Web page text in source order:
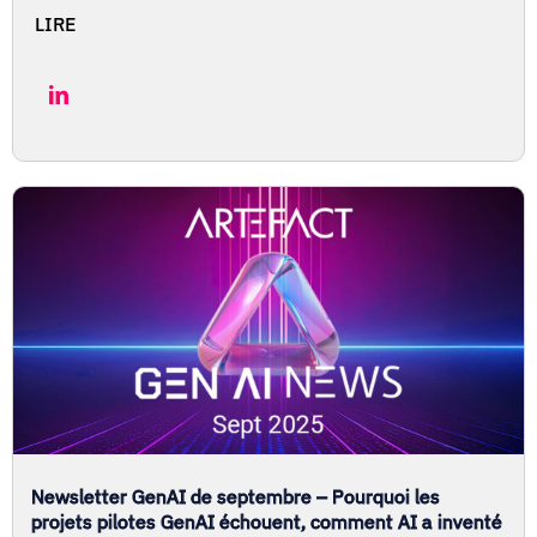
LIRE
Newsletter GenAI de septembre – Pourquoi les
projets pilotes GenAI échouent, comment AI a inventé